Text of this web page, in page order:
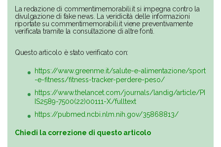
La redazione di commentimemorabili.it si impegna contro la
divulgazione di fake news. La veridicità delle informazioni
riportate su commentimemorabili.it viene preventivamente
verificata tramite la consultazione di altre fonti.
Questo articolo è stato verificato con:
https://www.greenme.it/salute-e-alimentazione/sport
-e-fitness/fitness-tracker-perdere-peso/
https://www.thelancet.com/journals/landig/article/PI
IS2589-7500(22)00111-X/fulltext
https://pubmed.ncbi.nlm.nih.gov/35868813/
Chiedi la correzione di questo articolo